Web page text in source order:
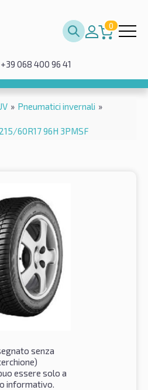
0
068 400 96 41
» Pneumatici invernali »
60R17 96H 3PMSF
senza
essere solo a
informativo.